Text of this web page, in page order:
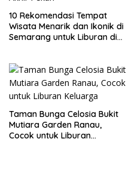
10 Rekomendasi Tempat
Wisata Menarik dan Ikonik di
Semarang untuk Liburan di
Taman Bunga Celosia Bukit
Mutiara Garden Ranau,
Cocok untuk Liburan